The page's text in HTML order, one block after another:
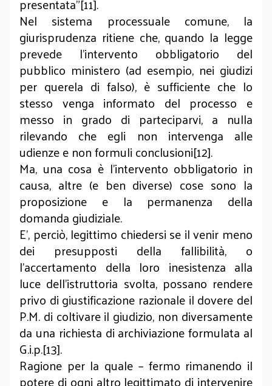
Nel sistema processuale comune, la
giurisprudenza ritiene che, quando la legge
prevede l’intervento obbligatorio del
pubblico ministero (ad esempio, nei giudizi
per querela di falso), è sufficiente che lo
stesso venga informato del processo e
messo in grado di parteciparvi, a nulla
rilevando che egli non intervenga alle
udienze e non formuli conclusioni[12].
Ma, una cosa è l’intervento obbligatorio in
causa, altre (e ben diverse) cose sono la
proposizione e la permanenza della
domanda giudiziale.
E’, perciò, legittimo chiedersi se il venir meno
dei presupposti della fallibilità, o
l’accertamento della loro inesistenza alla
luce dell’istruttoria svolta, possano rendere
privo di giustificazione razionale il dovere del
P.M. di coltivare il giudizio, non diversamente
da una richiesta di archiviazione formulata al
G.i.p.[13].
Ragione per la quale – fermo rimanendo il